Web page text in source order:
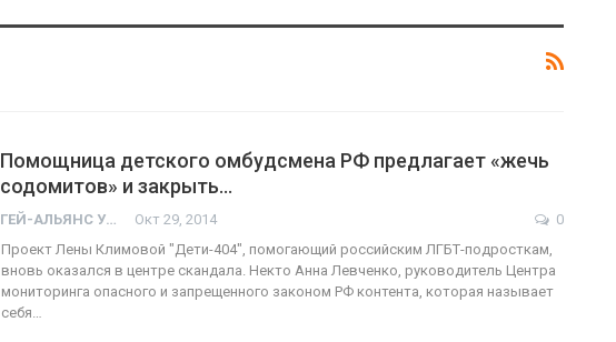
Помощница детского омбудсмена РФ предлагает «жечь
содомитов» и закрыть…
ГЕЙ-АЛЬЯНС УКРАИНА Окт 29, 2014
0
Проект Лены Климовой "Дети-404", помогающий российским ЛГБТ-подросткам,
вновь оказался в центре скандала. Некто Анна Левченко, руководитель Центра
мониторинга опасного и запрещенного законом РФ контента, которая называет
себя…
ФОТО
Военнослужащие-трансгендеры
ФОТО
В Берлине
легализацию